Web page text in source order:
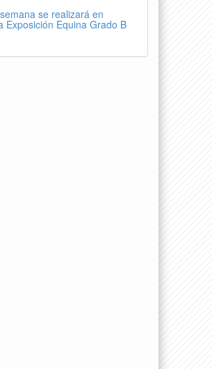
se realizará en
Exposición Equina Grado B